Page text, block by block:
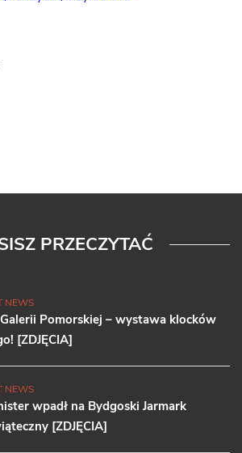
PRZECZYTAĆ
NEWS
Pomorskiej – wystawa klocków
[ZDJĘCIA]
NEWS
wpadł na Bydgoski Jarmark
[ZDJĘCIA]